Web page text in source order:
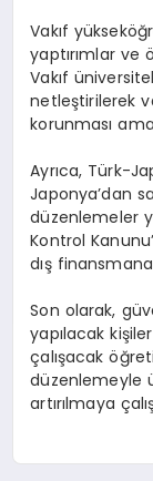
Vakıf
yaptırımlar ve
Vakıf
netleştirilerek
korunması
Ayrıca, Türk-
Japonya’dan
düzenlemeler
Kontrol
dış
Son olarak,
yapılacak
çalışacak
düzenlemeyle
artırılmaya